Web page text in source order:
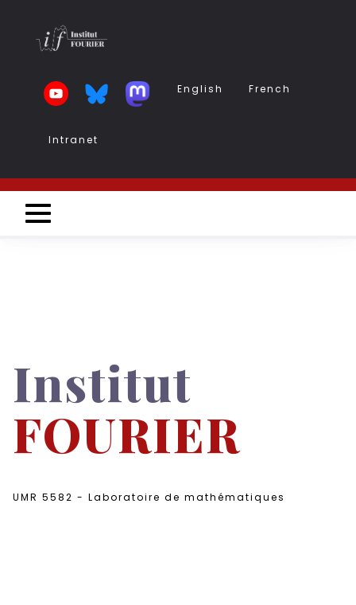
principal
English French
Intranet
Intranet
Institut
FOURIER
UMR 5582 - Laboratoire de mathématiques